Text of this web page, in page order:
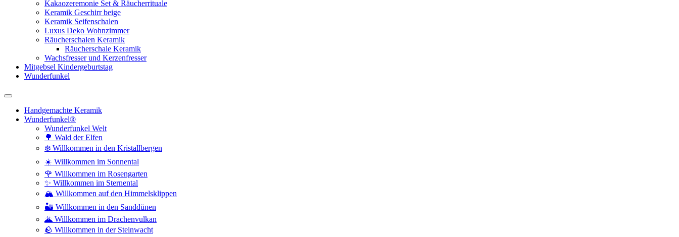
Kakaozeremonie Set & Räucherrituale
Keramik Geschirr beige
Keramik Seifenschalen
Luxus Deko Wohnzimmer
Räucherschalen Keramik
Räucherschale Keramik
Wachsfresser und Kerzenfresser
Mitgebsel Kindergeburtstag
Wunderfunkel
Handgemachte Keramik
Wunderfunkel®
Wunderfunkel Welt
🌳 Wald der Elfen
❄️ Willkommen in den Kristallbergen
☀️ Willkommen im Sonnental
🌹 Willkommen im Rosengarten
✨ Willkommen im Sternental
🏔️ Willkommen auf den Himmelsklippen
🏜️ Willkommen in den Sanddünen
🌋 Willkommen im Drachenvulkan
🪨 Willkommen in der Steinwacht